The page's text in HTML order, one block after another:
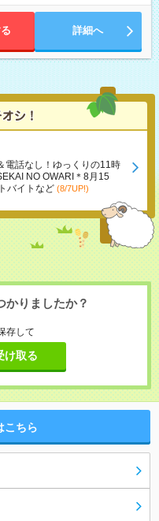
詳細へ
電話なし！ゆっくりの11時
NO OWARI＊8月15
バイトなど (8/7UP!)
かりましたか？
存して
け取る
こちら